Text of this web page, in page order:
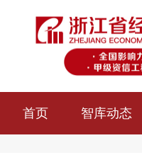
首页 智库动态